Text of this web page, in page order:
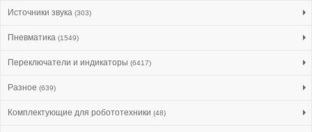
Источники звука (303)
Пневматика (1549)
Переключатели и индикаторы (6417)
Разное (639)
Комплектующие для робототехники (48)